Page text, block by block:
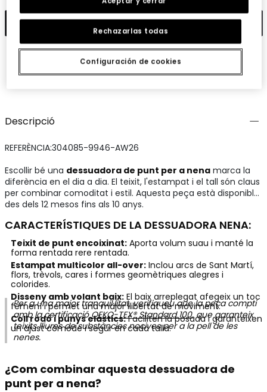
Afegir
Descripció
REFERÈNCIA:304085-9946-AW26
Escollir bé una dessuadora de punt per a nenamarca la
diferència en el dia a dia. El teixit, l'estampat i el tall són claus
per combinar comoditat i estil. Aquesta peça està disponible
des dels 12 mesos fins als 10 anys.
CARACTERÍSTIQUES DE LA DESSUADORA NENA:
Teixit de punt encoixinat:Aporta volum suau i manté la
forma rentada rere rentada.
Estampat multicolor all-over:Inclou arcs de Sant Martí,
flors, trèvols, cares i formes geomètriques alegres i
colorides.
Disseny amb volant baix:El baix arreplegat afegeix un toc
femení i permet una major llibertat de moviment.
Coll rodó i punys elàstics:Faciliten la posada i garanteixen
un ajust còmode i segur en cada talla.
Per a una major tranquil·litat, verifiqueu que la peça compti
amb la certificacióOEKO-TEX® Standard 100, que garanteix
teixits lliures de substàncies nocives per a la pell de les
nenes.
¿Com combinar aquesta dessuadora de
punt per a nena?
Configuración de cookies
Rechazarlas todas